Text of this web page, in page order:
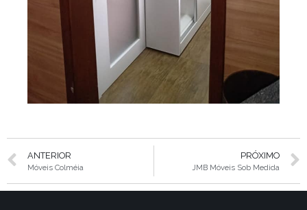
ANTERIOR
Móveis Colméia
PRÓXIMO
JMB Móveis Sob Medida